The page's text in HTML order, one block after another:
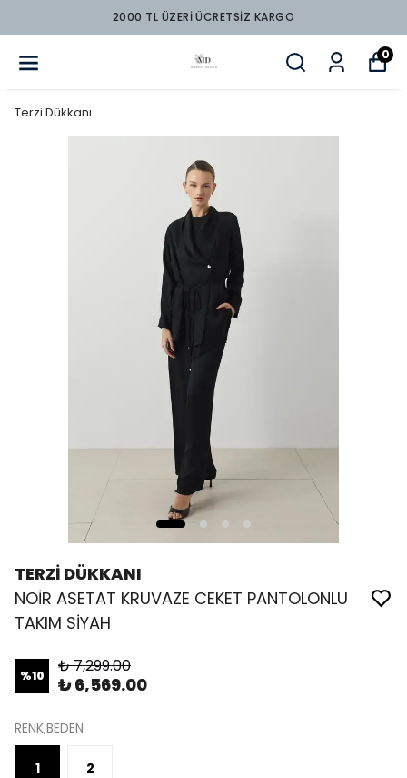
2000 TL ÜZERİ ÜCRETSİZ KARGO
0
Terzi Dükkanı
TERZİ DÜKKANI
NOİR ASETAT KRUVAZE CEKET PANTOLONLU
TAKIM SİYAH
%10 ₺ 7,299.00
₺ 6,569.00
RENK,BEDEN
1 2